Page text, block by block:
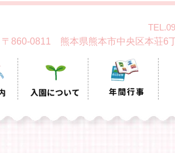
〒860-0811 熊本県熊本市中央区本荘6